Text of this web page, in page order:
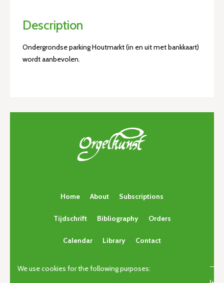
Description
Ondergrondse parking Houtmarkt (in en uit met bankkaart)
wordt aanbevolen.
Home About Subscriptions
Tijdschrift Bibliography Orders
Calendar Library Contact
We use cookies for the following purposes: